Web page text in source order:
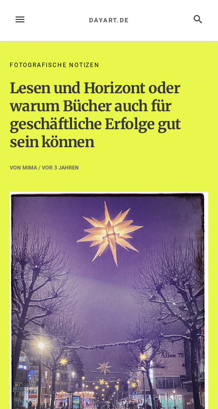
InhaltMENÜ SUCHE
DAYART.DE
FOTOGRAFISCHE NOTIZEN
Lesen und Horizont oder
warum Bücher auch für
geschäftliche Erfolge gut
sein können
VON MIMA/ VOR 3 JAHREN